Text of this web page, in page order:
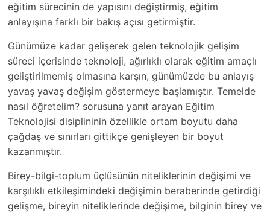
eğitim sürecinin de yapısını değiştirmiş, eğitim
anlayışına farklı bir bakış açısı getirmiştir.
Günümüze kadar gelişerek gelen teknolojik gelişim
süreci içerisinde teknoloji, ağırlıklı olarak eğitim amaçlı
geliştirilmemiş olmasına karşın, günümüzde bu anlayış
yavaş yavaş değişim göstermeye başlamıştır. Temelde
nasıl öğretelim? sorusuna yanıt arayan Eğitim
Teknolojisi disiplininin özellikle ortam boyutu daha
çağdaş ve sınırları gittikçe genişleyen bir boyut
kazanmıştır.
Birey-bilgi-toplum üçlüsünün niteliklerinin değişimi ve
karşılıklı etkileşimindeki değişimin beraberinde getirdiği
gelişme, bireyin niteliklerinde değişime, bilginin birey ve